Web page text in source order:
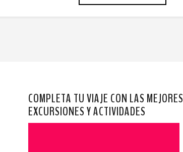
COMPLETA TU VIAJE CON LAS MEJORES
EXCURSIONES Y ACTIVIDADES